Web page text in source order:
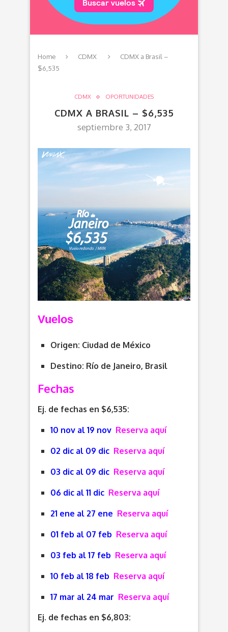
Home CDMX
CDMX a Brasil –
$6,535
CDMX OPORTUNIDADES
CDMX A BRASIL – $6,535
septiembre 3, 2017
Vuelos
Origen: Ciudad de México
Destino: Río de Janeiro, Brasil
Fechas
Ej. de fechas en $6,535:
10 nov al 19 nov Reserva aquí
02 dic al 09 dic Reserva aquí
03 dic al 09 dic Reserva aquí
06 dic al 11 dic Reserva aquí
21 ene al 27 ene Reserva aquí
01 feb al 07 feb Reserva aquí
03 feb al 17 feb Reserva aquí
10 feb al 18 feb Reserva aquí
17 mar al 24 mar Reserva aquí
Ej. de fechas en $6,803: